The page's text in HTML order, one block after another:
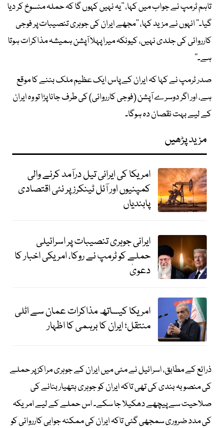
تاہم ٹرمپ نے جواب میں کہا، ’’یہ نہیں کہوں گا کہ حملہ منسوخ کر دیا
گیا۔‘‘ انہوں نے مزید کہا، ’’مجھے ایران کی جوہری تنصیبات پر فوجی
کارروائی کی جلدی نہیں، کیونکہ میرا پہلا آپشن ہمیشہ مذاکرات ہوتا
ہے۔‘‘
صدر ٹرمپ نے کہا کہ ایران کے پاس ایک عظیم ملک بننے کا موقع
ہے، اور اگر دوسرے آپشن (فوجی کارروائی) کی طرف جانا پڑا تو وہ ایران
کے لیے بہت نقصان دہ ہوگا۔
مزید پڑھیں
امریکا کی ایرانی تیل درآمد کرنے والی
کمپنیوں اور آئل ٹینکرز پر نئی اقتصادی
پابندیاں
ایرانی جوہری تنصیبات پر اسرائیلی
حملے کو ٹرمپ نے روکا، امریکی اخبار کا
دعویٰ
امریکا کیساتھ مذاکرات عمان سے اٹلی
منتقل؛ ایران کا برہمی کا اظہار
ذرائع کے مطابق، اسرائیل نے مئی میں ایران کے جوہری مراکز پر حملے
کی منصوبہ بندی کی تھی تاکہ ایران کو جوہری ہتھیار بنانے کی
صلاحیت سے پیچھے دھکیلا جا سکے۔ اس حملے کے لیے امریکہ
کی مدد ضروری سمجھی گئی تاکہ ایران کی ممکنہ جوابی کارروائی کو